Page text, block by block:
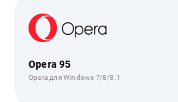
Opera 95
Opera для Windows 7/8/8.1